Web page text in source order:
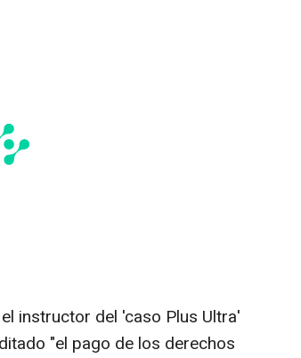
instructor del 'caso Plus Ultra'
"el pago de los derechos